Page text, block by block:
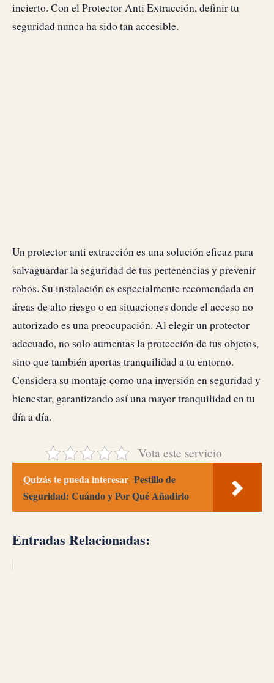
incierto. Con el Protector Anti Extracción, definir tu
seguridad nunca ha sido tan accesible.
Un protector anti extracción es una solución eficaz para
salvaguardar la seguridad de tus pertenencias y prevenir
robos. Su instalación es especialmente recomendada en
áreas de alto riesgo o en situaciones donde el acceso no
autorizado es una preocupación. Al elegir un protector
adecuado, no solo aumentas la protección de tus objetos,
sino que también aportas tranquilidad a tu entorno.
Considera su montaje como una inversión en seguridad y
bienestar, garantizando así una mayor tranquilidad en tu
día a día.
Vota este servicio
Quizás te pueda interesar Pestillo de
Seguridad: Cuándo y Por Qué Añadirlo
Entradas Relacionadas: